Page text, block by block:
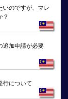
いのですが、マレ
？
追加申請が必要
行について